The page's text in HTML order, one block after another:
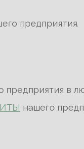
предприятия.
предприятия в
нашего